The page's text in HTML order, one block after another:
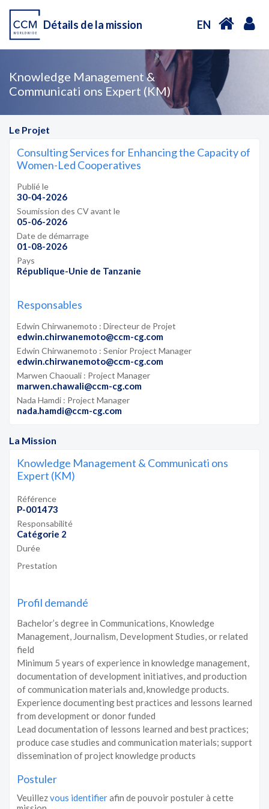
Détails de la mission EN
Knowledge Management &
Communicati ons Expert (KM)
La Mission
Knowledge Management & Communicati ons
Expert (KM)
Référence
P-001473
Responsabilité
Catégorie 2
Durée
Prestation
Profil demandé
Bachelor’s degree in Communications, Knowledge
Management, Journalism, Development Studies, or related
field
Minimum 5 years of experience in knowledge management,
documentation of development initiatives, and production
of communication materials and, knowledge products.
Experience documenting best practices and lessons learned
from development or donor funded
Lead documentation of lessons learned and best practices;
produce case studies and communication materials; support
dissemination of project knowledge products
Postuler
Veuillezvous identifierafin de pouvoir postuler à cette
Le Projet
Consulting Services for Enhancing the Capacity of
Women-Led Cooperatives
Publié le
30-04-2026
Soumission des CV avant le
05-06-2026
Date de démarrage
01-08-2026
Pays
République-Unie de Tanzanie
Responsables
Edwin Chirwanemoto : Directeur de Projet
edwin.chirwanemoto@ccm-cg.com
Edwin Chirwanemoto : Senior Project Manager
edwin.chirwanemoto@ccm-cg.com
Marwen Chaouali : Project Manager
marwen.chawali@ccm-cg.com
Nada Hamdi : Project Manager
nada.hamdi@ccm-cg.com